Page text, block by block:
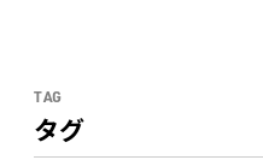
TAG
タグ